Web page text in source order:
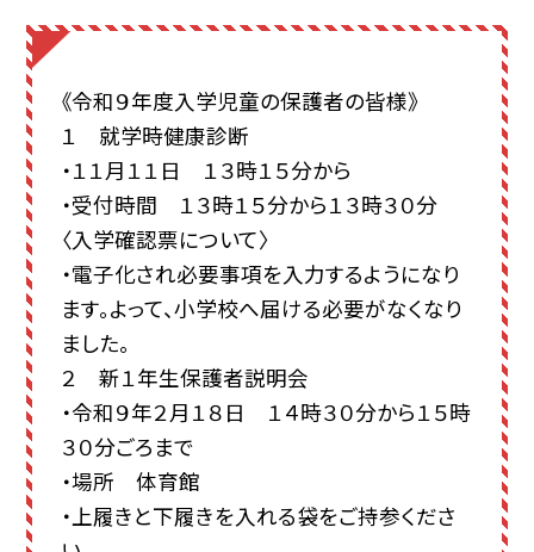
《令和９年度入学児童の保護者の皆様》
１ 就学時健康診断
・１１月１１日 １３時１５分から
・受付時間 １３時１５分から１３時３０分
〈入学確認票について〉
・電子化され必要事項を入力するようになり
ます。よって、小学校へ届ける必要がなくなり
ました。
２ 新１年生保護者説明会
・令和９年２月１８日 １４時３０分から１５時
３０分ごろまで
・場所 体育館
・上履きと下履きを入れる袋をご持参くださ